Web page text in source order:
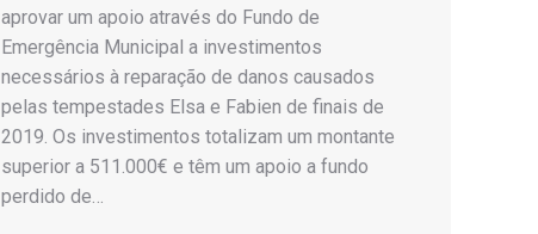
aprovar um apoio através do Fundo de
Emergência Municipal a investimentos
necessários à reparação de danos causados
pelas tempestades Elsa e Fabien de finais de
2019. Os investimentos totalizam um montante
superior a 511.000€ e têm um apoio a fundo
perdido de…